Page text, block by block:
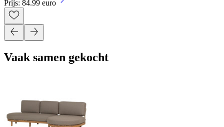
Prijs: 84.99 euro
Vaak samen gekocht